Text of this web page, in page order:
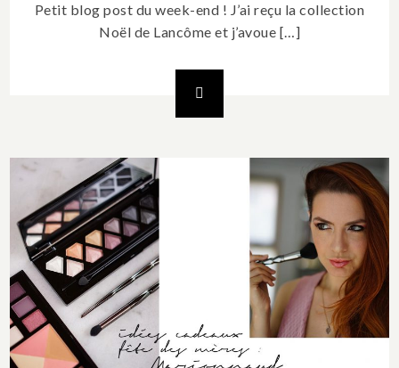
Petit blog post du week-end ! J’ai reçu la collection
Noël de Lancôme et j’avoue […]